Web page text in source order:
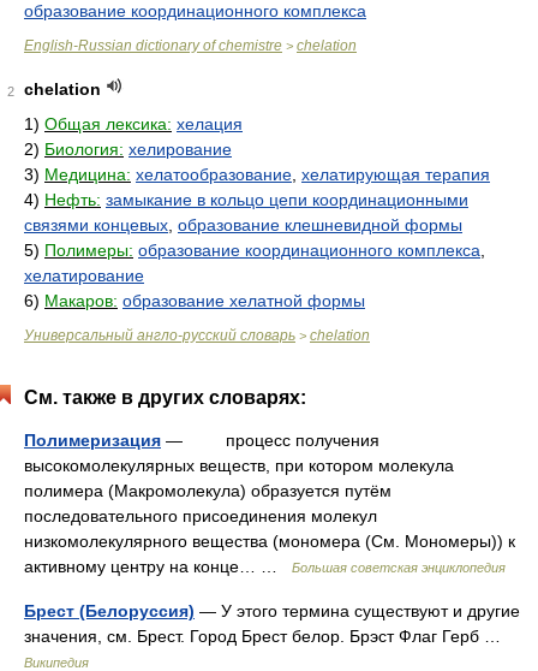
образование координационного комплекса
English-Russian dictionary of chemistre > chelation
2
chelation
1) Общая лексика: хелация
2) Биология: хелирование
3) Медицина: хелатообразование хелатирующая терапия
4) Нефть: замыкание в кольцо цепи координационными
связями концевых образование клешневидной формы
5) Полимеры: образование координационного комплекса
хелатирование
6) Макаров: образование хелатной формы
Универсальный англо-русский словарь > chelation
См. также в других словарях:
Полимеризация — процесс получения
высокомолекулярных веществ, при котором молекула
полимера (Макромолекула) образуется путём
последовательного присоединения молекул
низкомолекулярного вещества (мономера (См. Мономеры)) к
активному центру на конце… …
Большая советская энциклопедия
Брест (Белоруссия) — У этого термина существуют и другие
значения, см. Брест. Город Брест белор. Брэст Флаг Герб …
Википедия